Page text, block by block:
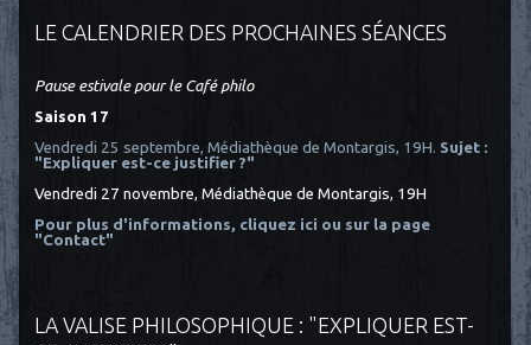
LE CALENDRIER DES PROCHAINES SÉANCES
Pause estivale pour le Café philo
Saison 17
Vendredi 25 septembre, Médiathèque de Montargis, 19H. Sujet :
"Expliquer est-ce justifier ?"
Vendredi 27 novembre, Médiathèque de Montargis, 19H
Pour plus d'informations, cliquez ici ou sur la page
"Contact"
LA VALISE PHILOSOPHIQUE : "EXPLIQUER EST-